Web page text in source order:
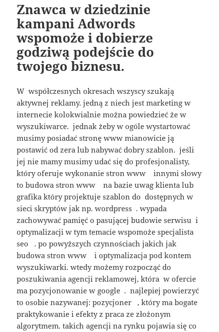
Znawca w dziedzinie
kampani Adwords
wspomoże i dobierze
godziwą podejście do
twojego biznesu.
W współczesnych okresach wszyscy szukają
aktywnej reklamy. jedną z niech jest marketing w
internecie kolokwialnie można powiedzieć że w
wyszukiwarce. jednak żeby w ogóle wystartować
musimy posiadać stronę www mianowicie ją
postawić od zera lub nabywać dobry szablon. jeśli
jej nie mamy musimy udać się do profesjonalisty,
który oferuje wykonanie stron www innymi słowy
to budowa stron www na bazie uwag klienta lub
grafika który projektuje szablon do dostępnych w
sieci skryptów jak np. wordpress . wypada
zachowywać pamięć o pasującej budowie serwisu i
optymalizacji w tym temacie wspomoże specjalista
seo . po powyższych czynnościach jakich jak
budowa stron www i optymalizacja pod kontem
wyszukiwarki. wtedy możemy rozpocząć do
poszukiwania agencji reklamowej, która w ofercie
ma pozycjonowanie w google . najlepiej powierzyć
to osobie nazywanej: pozycjoner , który ma bogate
praktykowanie i efekty z praca ze złożonym
algorytmem. takich agencji na rynku pojawia się co